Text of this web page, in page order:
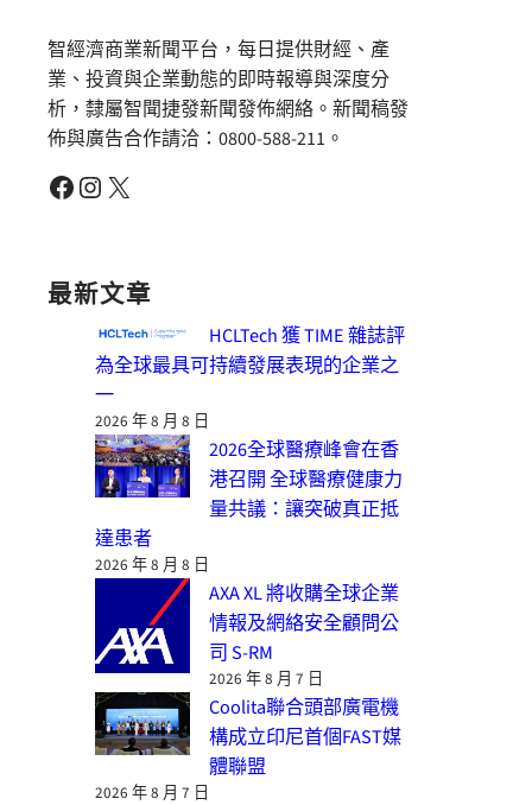
智經濟商業新聞平台，每日提供財經、產
業、投資與企業動態的即時報導與深度分
析，隸屬智聞捷發新聞發佈網絡。新聞稿發
佈與廣告合作請洽：0800-588-211。
Facebook Instagram X
最新文章
HCLTech 獲 TIME 雜誌評
為全球最具可持續發展表現的企業之
一
2026 年 8 月 8 日
2026全球醫療峰會在香
港召開 全球醫療健康力
量共議：讓突破真正抵
達患者
2026 年 8 月 8 日
AXA XL 將收購全球企業
情報及網絡安全顧問公
司 S-RM
2026 年 8 月 7 日
Coolita聯合頭部廣電機
構成立印尼首個FAST媒
體聯盟
2026 年 8 月 7 日